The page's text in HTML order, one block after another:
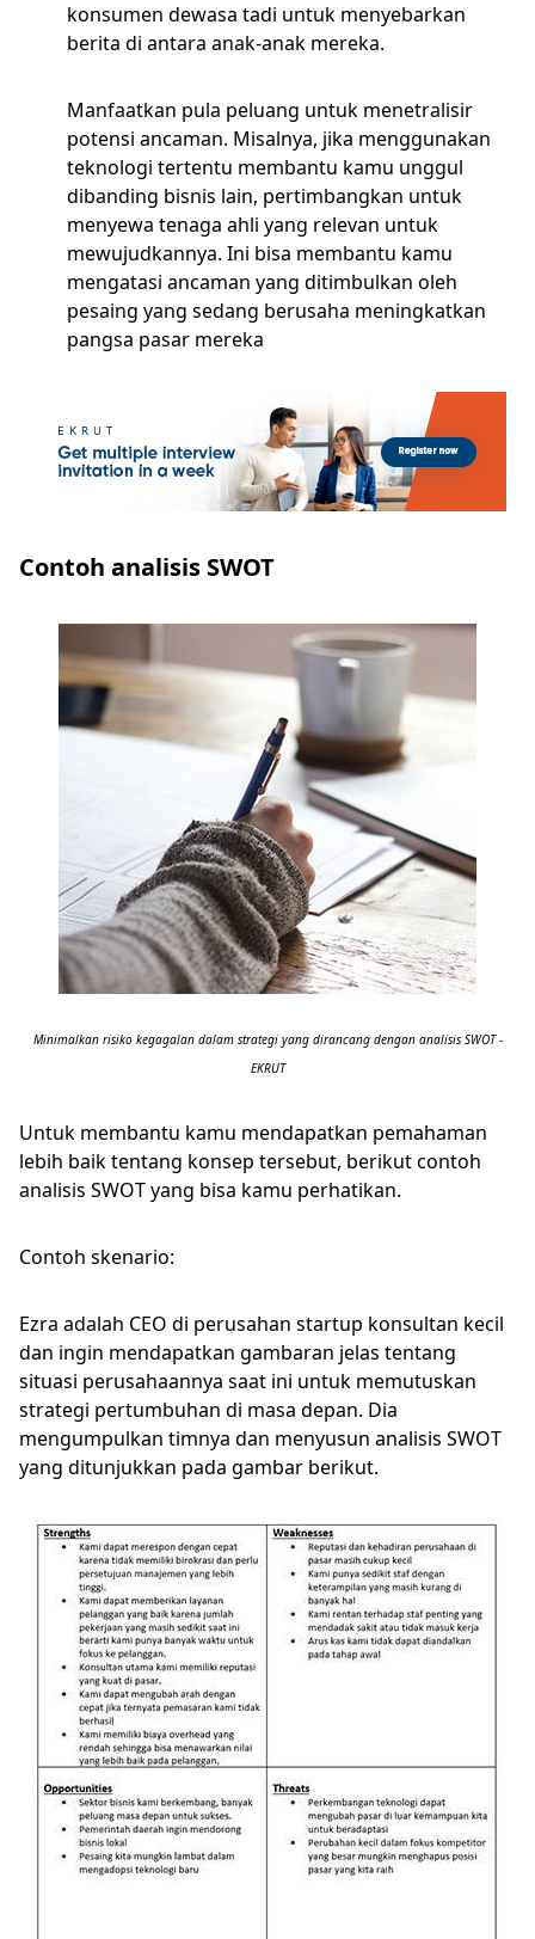
konsumen dewasa tadi untuk menyebarkan
berita di antara anak-anak mereka.
Manfaatkan pula peluang untuk menetralisir
potensi ancaman. Misalnya, jika menggunakan
teknologi tertentu membantu kamu unggul
dibanding bisnis lain, pertimbangkan untuk
menyewa tenaga ahli yang relevan untuk
mewujudkannya. Ini bisa membantu kamu
mengatasi ancaman yang ditimbulkan oleh
pesaing yang sedang berusaha meningkatkan
pangsa pasar mereka
Contoh analisis SWOT
Minimalkan risiko kegagalan dalam strategi yang dirancang dengan analisis SWOT -
EKRUT
Untuk membantu kamu mendapatkan pemahaman
lebih baik tentang konsep tersebut, berikut contoh
analisis SWOT yang bisa kamu perhatikan.
Contoh skenario:
Ezra adalah CEO di perusahan startup konsultan kecil
dan ingin mendapatkan gambaran jelas tentang
situasi perusahaannya saat ini untuk memutuskan
strategi pertumbuhan di masa depan. Dia
mengumpulkan timnya dan menyusun analisis SWOT
yang ditunjukkan pada gambar berikut.